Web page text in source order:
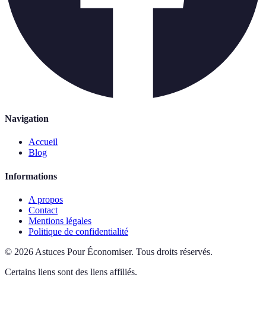
Navigation
Accueil
Blog
Informations
A propos
Contact
Mentions légales
Politique de confidentialité
© 2026 Astuces Pour Économiser. Tous droits réservés.
Certains liens sont des liens affiliés.